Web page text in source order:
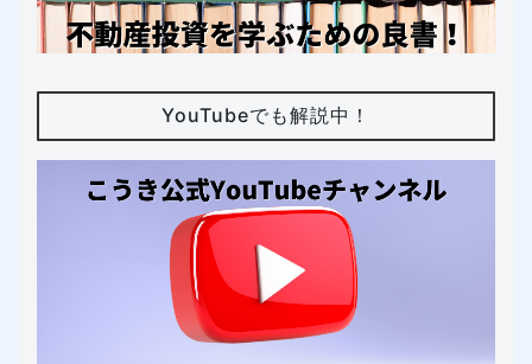
YouTubeでも解説中！